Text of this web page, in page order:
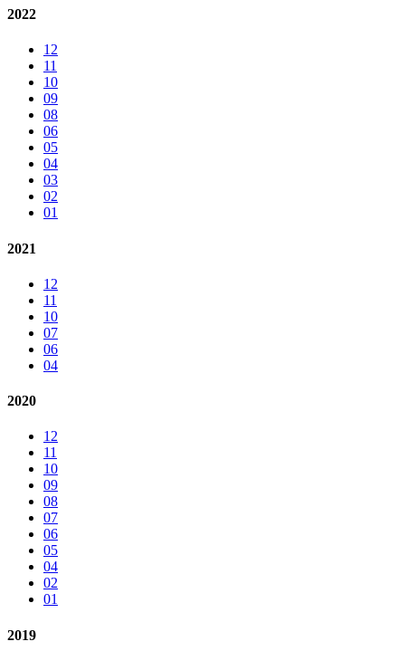
2022
12
11
10
09
08
06
05
04
03
02
01
2021
12
11
10
07
06
04
2020
12
11
10
09
08
07
06
05
04
02
01
2019